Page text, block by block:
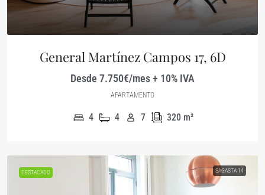
General Martínez Campos 17, 6D
Desde 7.750€/mes + 10% IVA
APARTAMENTO
4 4 7 320 m²
DESTACADO SAGASTA 14